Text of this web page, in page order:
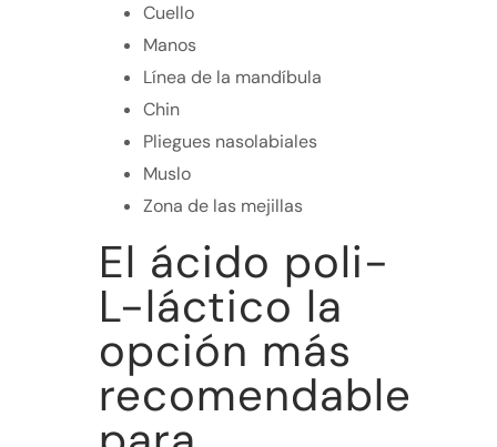
Cuello
Manos
Línea de la mandíbula
Chin
Pliegues nasolabiales
Muslo
Zona de las mejillas
El ácido poli-
L-láctico la
opción más
recomendable